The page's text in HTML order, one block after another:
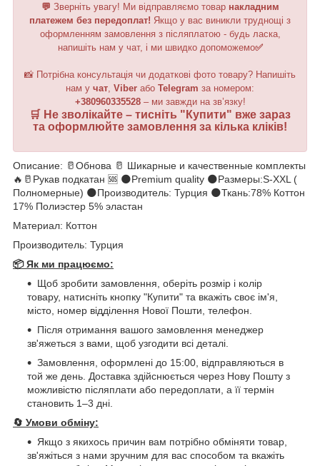
💬 Зверніть увагу! Ми відправляємо товар накладним
платежем без передоплат! Якщо у вас виникли труднощі з
оформленням замовлення з післяплатою - будь ласка,
напишіть нам у чат, і ми швидко допоможемо✅
📸 Потрібна консультація чи додаткові фото товару? Напишіть
нам у чат Viber або Telegram за номером:
+380960335528– ми завжди на зв’язку!
🛒 Не зволікайте – тисніть " Купити" вже зараз
та оформлюйте замовлення за кілька кліків!
Описание: 🥛Обнова 🥛 Шикарные и качественные комплекты
🔥🥛Рукав подкатан 🆘 🌑Premium quality 🌑Размеры:S-XXL (
Полномерные) 🌑Производитель: Турция 🌑Ткань:78% Коттон
17% Полиэстер 5% эластан
Материал: Коттон
Производитель: Турция
📦 Як ми працюємо:
Щоб зробити замовлення, оберіть розмір і колір
товару, натисніть кнопку "Купити" та вкажіть своє ім'я,
місто, номер відділення Нової Пошти, телефон.
Після отримання вашого замовлення менеджер
зв'яжеться з вами, щоб узгодити всі деталі.
Замовлення, оформлені до 15:00, відправляються в
той же день. Доставка здійснюється через Нову Пошту з
можливістю післяплати або передоплати, а її термін
становить 1–3 дні.
🔄 Умови обміну:
Якщо з якихось причин вам потрібно обміняти товар,
зв'яжіться з нами зручним для вас способом та вкажіть